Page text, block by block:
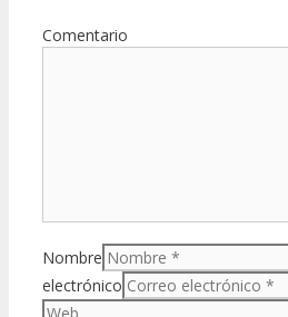
Comentario
Nombre
electrónico